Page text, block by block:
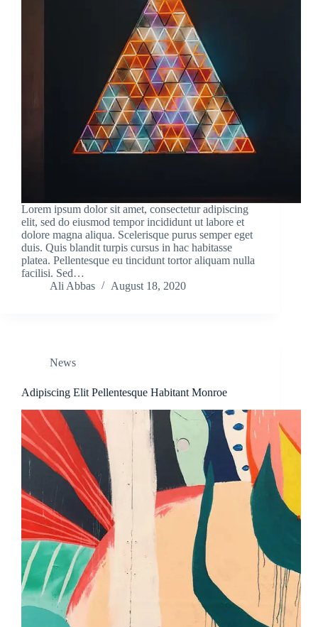
Lorem ipsum dolor sit amet, consectetur adipiscing
elit, sed do eiusmod tempor incididunt ut labore et
dolore magna aliqua. Scelerisque purus semper eget
duis. Quis blandit turpis cursus in hac habitasse
platea. Pellentesque eu tincidunt tortor aliquam nulla
facilisi. Sed…
Ali Abbas
August 18, 2020
News
Adipiscing Elit Pellentesque Habitant Monroe